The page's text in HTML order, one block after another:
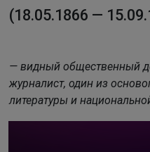
(18.05.1866 —
— видный общественный
журналист, один из
литературы и